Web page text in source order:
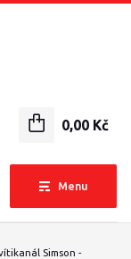
Menu
0,00 Kč
Simson -